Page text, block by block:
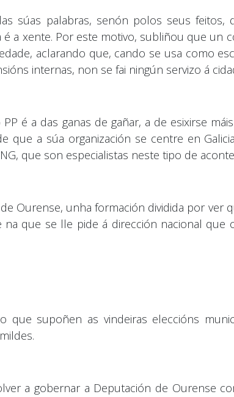
súas palabras, senón polos seus feitos,
a xente. Por este motivo, subliñou que un
aclarando que, cando se usa como
internas, non se fai ningún servizo á
é a das ganas de gañar, a de esixirse
que a súa organización se centre en
que son especialistas neste tipo de
Ourense, unha formación dividida por ver
que se lle pide á dirección nacional que
supoñen as vindeiras eleccións
a gobernar a Deputación de Ourense